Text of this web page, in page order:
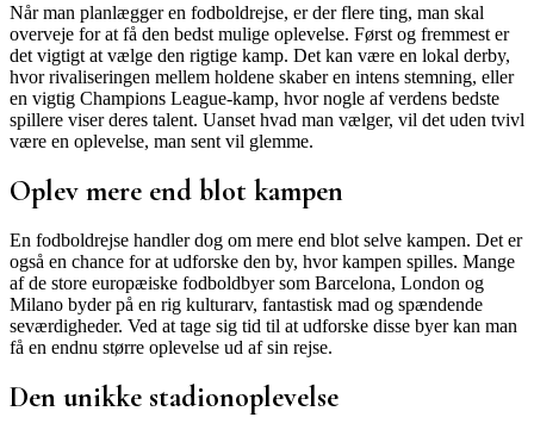
Når man planlægger en fodboldrejse, er der flere ting, man skal
overveje for at få den bedst mulige oplevelse. Først og fremmest er
det vigtigt at vælge den rigtige kamp. Det kan være en lokal derby,
hvor rivaliseringen mellem holdene skaber en intens stemning, eller
en vigtig Champions League-kamp, hvor nogle af verdens bedste
spillere viser deres talent. Uanset hvad man vælger, vil det uden tvivl
være en oplevelse, man sent vil glemme.
Oplev mere end blot kampen
En fodboldrejse handler dog om mere end blot selve kampen. Det er
også en chance for at udforske den by, hvor kampen spilles. Mange
af de store europæiske fodboldbyer som Barcelona, London og
Milano byder på en rig kulturarv, fantastisk mad og spændende
seværdigheder. Ved at tage sig tid til at udforske disse byer kan man
få en endnu større oplevelse ud af sin rejse.
Den unikke stadionoplevelse